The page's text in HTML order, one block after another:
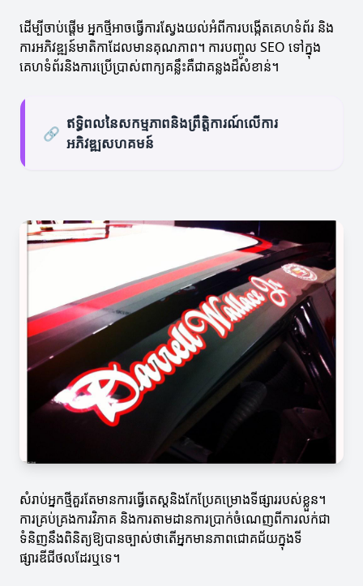
ដើម្បីចាប់ផ្តើម អ្នកថ្មីអាចធ្វើការស្វែងយល់អំពីការបង្កើតគេហទំព័រ និង
ការអភិវឌ្ឍន៍មាតិកាដែលមានគុណភាព។ ការបញ្ចូល SEO ទៅក្នុង
គេហទំព័រនិងការប្រើប្រាស់ពាក្យគន្លឹះគឺជាគន្លងដ៏សំខាន់។
🔗
ឥទ្ធិពលនៃសកម្មភាពនិងព្រឹត្តិការណ៍លើការ
អភិវឌ្ឍសហគមន៍
សំរាប់អ្នកថ្មីគួរតែមានការធ្វើតេស្តនិងកែប្រែគម្រោងទីផ្សាររបស់ខ្លួន។
ការគ្រប់គ្រងការវិភាគ និងការតាមដានការប្រាក់ចំណេញពីការលក់ជា
ទំនិញនឹងពិនិត្យឱ្យបានច្បាស់ថាតើអ្នកមានភាពជោគជ័យក្នុងទី
ផ្សារឌីជីថលដែរឬទេ។